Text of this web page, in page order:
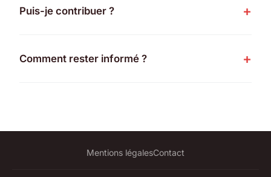
Puis-je contribuer ?
Comment rester informé ?
Mentions légalesContact